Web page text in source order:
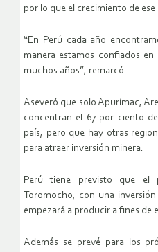
por lo que el crecimiento de
“En Perú cada año
manera estamos confiados
muchos años”, remarcó.
Aseveró que solo Apurímac,
concentran el 67 por ciento
país, pero que hay otras
para atraer inversión minera.
Perú tiene previsto que el
Toromocho, con una
empezará a producir a fines de
Además se prevé para los